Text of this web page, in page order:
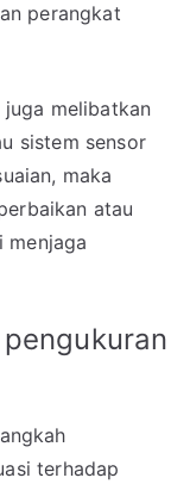
perangkat
juga melibatkan
sistem sensor
maka
atau
menjaga
terhadap